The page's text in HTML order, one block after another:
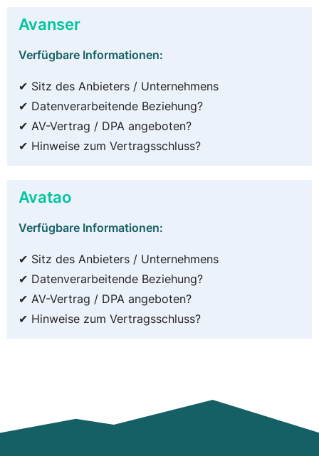
Avanser
Verfügbare Informationen:
✔ Sitz des Anbieters / Unternehmens
✔ Datenverarbeitende Beziehung?
✔ AV-Vertrag / DPA angeboten?
✔ Hinweise zum Vertragsschluss?
Avatao
Verfügbare Informationen:
✔ Sitz des Anbieters / Unternehmens
✔ Datenverarbeitende Beziehung?
✔ AV-Vertrag / DPA angeboten?
✔ Hinweise zum Vertragsschluss?